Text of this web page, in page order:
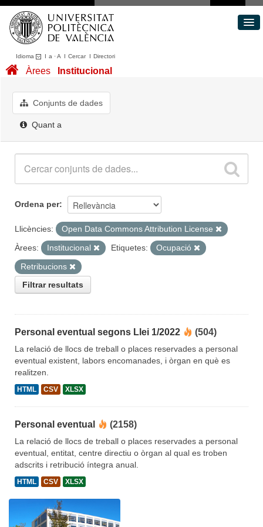
Idioma I a ·A I CercarI Directori
Conjunts de dades
Quant a
Àrees Institucional
Conjunts de dades
Quant a
Ordena per
Llicències:
Open Data Commons Attribution License
Àrees:
Institucional Etiquetes:
Ocupació
Retribucions
Filtrar resultats
Personal eventual segons Llei 1/2022 (504)
La relació de llocs de treball o places reservades a personal
eventual existent, labors encomanades, i òrgan en què es
realitzen.
HTML CSV XLSX
Personal eventual (2158)
La relació de llocs de treball o places reservades a personal
eventual, entitat, centre directiu o òrgan al qual es troben
adscrits i retribució íntegra anual.
HTML CSV XLSX